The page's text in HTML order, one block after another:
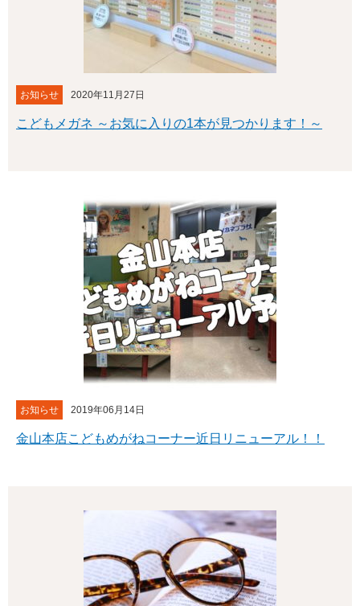
お知らせ 2020年11月27日
こどもメガネ ～お気に入りの1本が見つかります！～
お知らせ 2019年06月14日
金山本店こどもめがねコーナー近日リニューアル！！